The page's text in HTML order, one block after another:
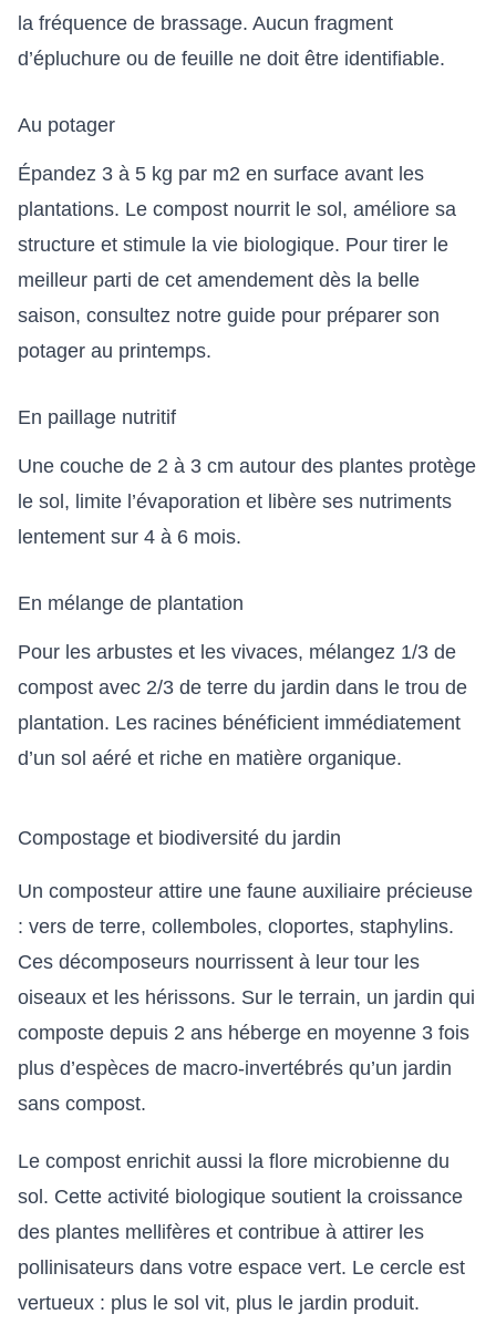
la fréquence de brassage. Aucun fragment
d’épluchure ou de feuille ne doit être identifiable.
Au potager
Épandez 3 à 5 kg par m2 en surface avant les
plantations. Le compost nourrit le sol, améliore sa
structure et stimule la vie biologique. Pour tirer le
meilleur parti de cet amendement dès la belle
saison, consultez notre guide pour préparer son
potager au printemps.
En paillage nutritif
Une couche de 2 à 3 cm autour des plantes protège
le sol, limite l’évaporation et libère ses nutriments
lentement sur 4 à 6 mois.
En mélange de plantation
Pour les arbustes et les vivaces, mélangez 1/3 de
compost avec 2/3 de terre du jardin dans le trou de
plantation. Les racines bénéficient immédiatement
d’un sol aéré et riche en matière organique.
Compostage et biodiversité du jardin
Un composteur attire une faune auxiliaire précieuse
: vers de terre, collemboles, cloportes, staphylins.
Ces décomposeurs nourrissent à leur tour les
oiseaux et les hérissons. Sur le terrain, un jardin qui
composte depuis 2 ans héberge en moyenne 3 fois
plus d’espèces de macro-invertébrés qu’un jardin
sans compost.
Le compost enrichit aussi la flore microbienne du
sol. Cette activité biologique soutient la croissance
des plantes mellifères et contribue à attirer les
pollinisateurs dans votre espace vert. Le cercle est
vertueux : plus le sol vit, plus le jardin produit.